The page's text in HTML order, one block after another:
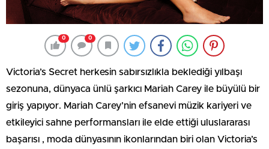
0 0
Victoria’s Secret herkesin sabırsızlıkla beklediği yılbaşı
sezonuna, dünyaca ünlü şarkıcı Mariah Carey ile büyülü bir
giriş yapıyor. Mariah Carey’nin efsanevi müzik kariyeri ve
etkileyici sahne performansları ile elde ettiği uluslararası
başarısı , moda dünyasının ikonlarından biri olan Victoria’s